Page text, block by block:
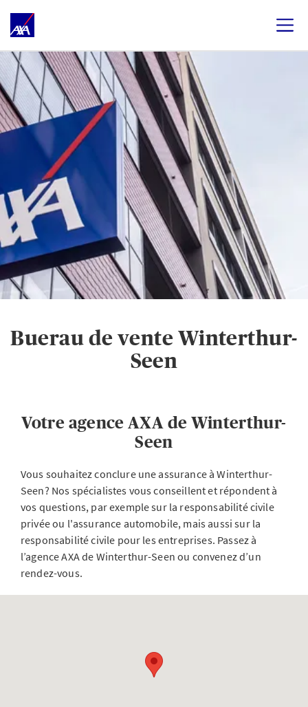
Buerau de vente Winterthur-
Seen
Votre agence AXA de Winterthur-
Seen
Vous souhaitez conclure une assurance à Winterthur-
Seen? Nos spécialistes vous conseillent et répondent à
vos questions, par exemple sur la responsabilité civile
privée ou l'assurance automobile, mais aussi sur la
responsabilité civile pour les entreprises. Passez à
l’agence AXA de Winterthur-Seen ou convenez d’un
rendez-vous.